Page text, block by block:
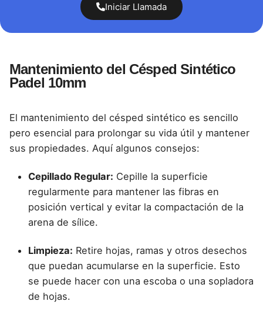
Iniciar Llamada
Mantenimiento del Césped Sintético
Padel 10mm
El mantenimiento del césped sintético es sencillo
pero esencial para prolongar su vida útil y mantener
sus propiedades. Aquí algunos consejos:
Cepillado Regular: Cepille la superficie
regularmente para mantener las fibras en
posición vertical y evitar la compactación de la
arena de sílice.
Limpieza: Retire hojas, ramas y otros desechos
que puedan acumularse en la superficie. Esto
se puede hacer con una escoba o una sopladora
de hojas.